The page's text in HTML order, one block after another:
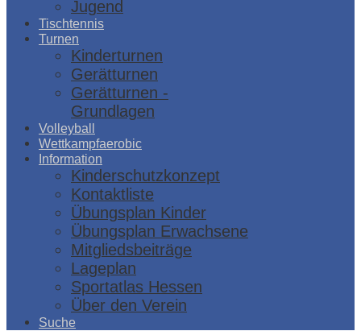
Jugend
Tischtennis
Turnen
Kinderturnen
Gerätturnen
Gerätturnen -
Grundlagen
Volleyball
Wettkampfaerobic
Information
Kinderschutzkonzept
Kontaktliste
Übungsplan Kinder
Übungsplan Erwachsene
Mitgliedsbeiträge
Lageplan
Sportatlas Hessen
Über den Verein
Suche